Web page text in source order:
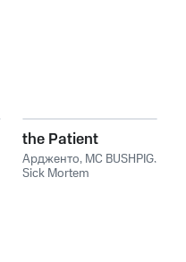
the Patient
Ардженто, MC BUSHPIG,
Sick Mortem